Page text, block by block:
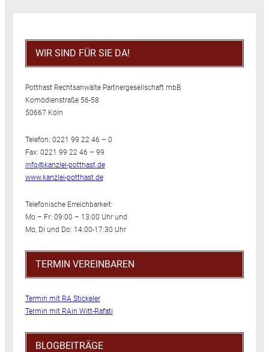
WIR SIND FÜR SIE DA!
Potthast Rechtsanwälte Partnergesellschaft mbB
Komödienstraße 56-58
50667 Köln
Telefon: 0221 99 22 46 – 0
Fax: 0221 99 22 46 – 99
info@kanzlei-potthast.de
www.kanzlei-potthast.de
Telefonische Erreichbarkeit:
Mo – Fr: 09:00 – 13:00 Uhr und
Mo, Di und Do: 14:00-17:30 Uhr
TERMIN VEREINBAREN
Termin mit RA Stickeler
Termin mit RAin Witt-Rafati
BLOGBEITRÄGE